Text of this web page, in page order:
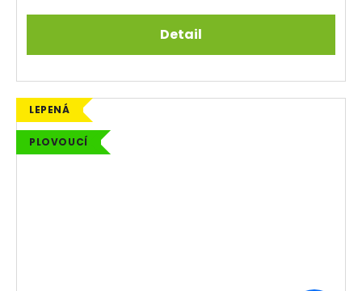
Detail
LEPENÁ
PLOVOUCÍ